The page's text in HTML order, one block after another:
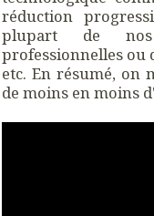
réduction
plupart de nos
professionnelles ou
etc. En résumé, on
de moins en moins